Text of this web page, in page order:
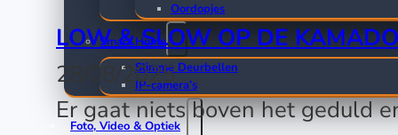
Oordopjes
Smart Home
Slimme Deurbellen
IP-camera’s
Foto, Video & Optiek
LOW & SLOW OP DE
28/08/2025
Er gaat niets boven het geduld